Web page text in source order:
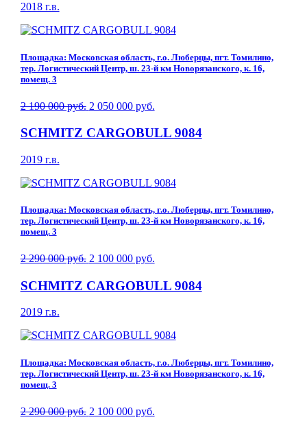
2018 г.в.
Площадка: Московская область, г.о. Люберцы, пгт. Томилино,
тер. Логистический Центр, ш. 23-й км Новорязанского, к. 16,
помещ. 3
2 190 000 руб. 2 050 000 руб.
SCHMITZ CARGOBULL 9084
2019 г.в.
Площадка: Московская область, г.о. Люберцы, пгт. Томилино,
тер. Логистический Центр, ш. 23-й км Новорязанского, к. 16,
помещ. 3
2 290 000 руб. 2 100 000 руб.
SCHMITZ CARGOBULL 9084
2019 г.в.
Площадка: Московская область, г.о. Люберцы, пгт. Томилино,
тер. Логистический Центр, ш. 23-й км Новорязанского, к. 16,
помещ. 3
2 290 000 руб. 2 100 000 руб.